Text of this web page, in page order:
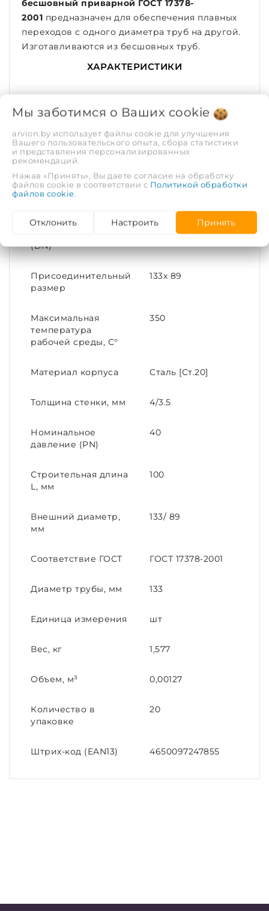
бесшовный приварной ГОСТ 17378-
2001 предназначен для обеспечения плавных
переходов с одного диаметра труб на другой.
Изготавливаются из бесшовных труб.
ХАРАКТЕРИСТИКИ
Рабочее давление,
МПа
4
Покрытие Без покрытия
(DN)
Присоединительный
размер
133х 89
Максимальная
температура
рабочей среды, С°
350
Материал корпуса Cталь [Ст.20]
Толщина стенки, мм 4/3.5
Номинальное
давление (PN)
40
Строительная длина
L, мм
100
Внешний диаметр,
мм
133/ 89
Соответствие ГОСТ ГОСТ 17378-2001
Диаметр трубы, мм 133
Единица измерения шт
Вес, кг 1,577
Объем, м³ 0,00127
Количество в
упаковке
20
Штрих-код (EAN13) 4650097247855
Мы заботимся о Ваших cookie
arvion.by использует файлы cookie для улучшения
Вашего пользовательского опыта, сбора статистики
и представления персонализированных
рекомендаций.
Нажав «Принять», Вы даете согласие на обработку
файлов cookie в соответствии с Политикой обработки
файлов cookie.
Отклонить Настроить Принять